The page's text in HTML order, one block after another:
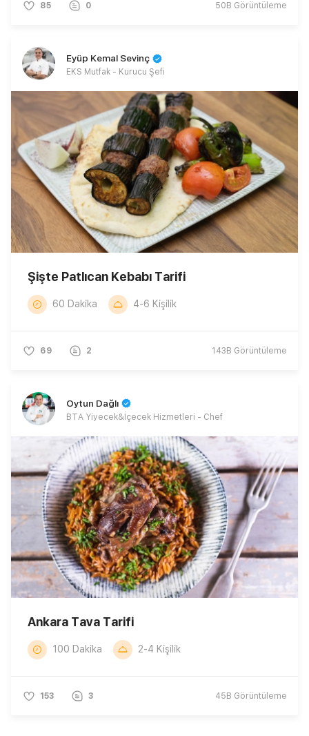
85 0 50B Görüntüleme
Eyüp Kemal Sevinç
EKS Mutfak - Kurucu Şefi
Şişte Patlıcan Kebabı Tarifi
60 Dakika 4-6 Kişilik
69 2 143B Görüntüleme
Oytun Dağlı
BTA Yiyecek&İçecek Hizmetleri - Chef
Ankara Tava Tarifi
100 Dakika 2-4 Kişilik
153 3 45B Görüntüleme